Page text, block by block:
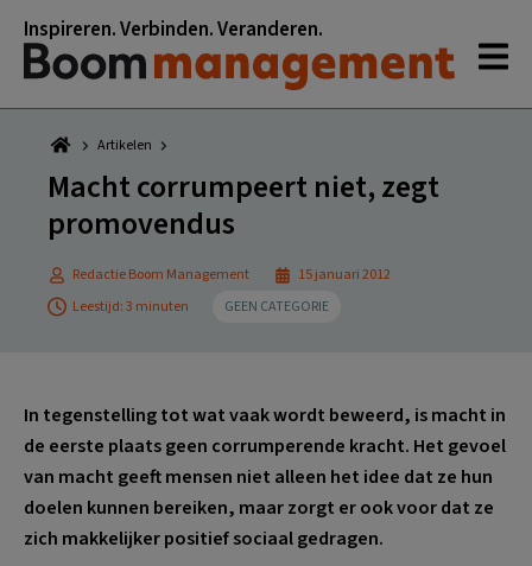
naar
hoofdnavigatie
naar
hoofd
inhoud
naar
eerste
sidebar
naar
voettekst
Inspireren. Verbinden. Veranderen.
Artikelen
Macht corrumpeert niet, zegt
promovendus
Redactie Boom Management
15 januari 2012
Leestijd: 3 minuten
GEEN CATEGORIE
In tegenstelling tot wat vaak wordt beweerd, is macht in
de eerste plaats geen corrumperende kracht. Het gevoel
van macht geeft mensen niet alleen het idee dat ze hun
doelen kunnen bereiken, maar zorgt er ook voor dat ze
zich makkelijker positief sociaal gedragen.